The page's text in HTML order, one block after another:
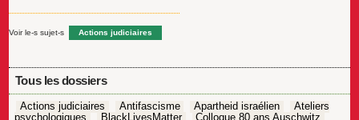
Voir le-s sujet-s Actions judiciaires
Tous les dossiers
Actions judiciaires Antifascisme Apartheid israélien
Ateliers